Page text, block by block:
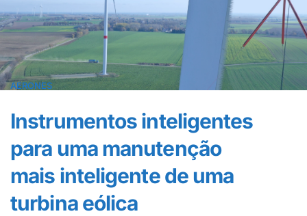
AERONES
Instrumentos inteligentes
para uma manutenção
mais inteligente de uma
turbina eólica